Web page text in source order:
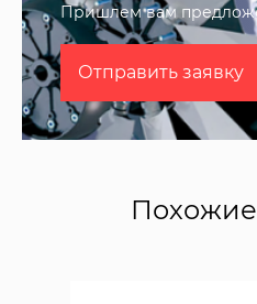
Пришлем вам
Отправить заявку